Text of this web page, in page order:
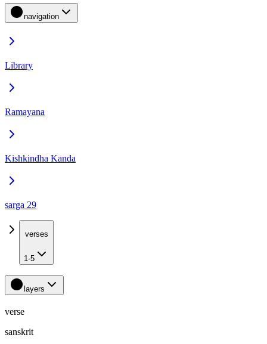
navigation
Library
Ramayana
Kishkindha Kanda
sarga 29
verses
1-5
layers
verse
sanskrit